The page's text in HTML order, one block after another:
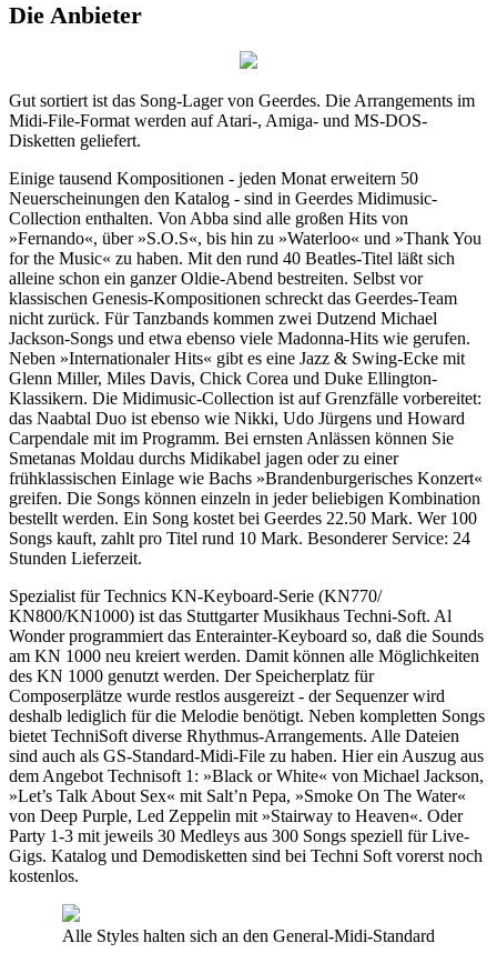
Die Anbieter
Gut sortiert ist das Song-Lager von Geerdes. Die Arrangements im
Midi-File-Format werden auf Atari-, Amiga- und MS-DOS-
Disketten geliefert.
Einige tausend Kompositionen - jeden Monat erweitern 50
Neuerscheinungen den Katalog - sind in Geerdes Midimusic-
Collection enthalten. Von Abba sind alle großen Hits von
»Fernando«, über »S.O.S«, bis hin zu »Waterloo« und »Thank You
for the Music« zu haben. Mit den rund 40 Beatles-Titel läßt sich
alleine schon ein ganzer Oldie-Abend bestreiten. Selbst vor
klassischen Genesis-Kompositionen schreckt das Geerdes-Team
nicht zurück. Für Tanzbands kommen zwei Dutzend Michael
Jackson-Songs und etwa ebenso viele Madonna-Hits wie gerufen.
Neben »Internationaler Hits« gibt es eine Jazz & Swing-Ecke mit
Glenn Miller, Miles Davis, Chick Corea und Duke Ellington-
Klassikern. Die Midimusic-Collection ist auf Grenzfälle vorbereitet:
das Naabtal Duo ist ebenso wie Nikki, Udo Jürgens und Howard
Carpendale mit im Programm. Bei ernsten Anlässen können Sie
Smetanas Moldau durchs Midikabel jagen oder zu einer
frühklassischen Einlage wie Bachs »Brandenburgerisches Konzert«
greifen. Die Songs können einzeln in jeder beliebigen Kombination
bestellt werden. Ein Song kostet bei Geerdes 22.50 Mark. Wer 100
Songs kauft, zahlt pro Titel rund 10 Mark. Besonderer Service: 24
Stunden Lieferzeit.
Spezialist für Technics KN-Keyboard-Serie (KN770/
KN800/KN1000) ist das Stuttgarter Musikhaus Techni-Soft. Al
Wonder programmiert das Enterainter-Keyboard so, daß die Sounds
am KN 1000 neu kreiert werden. Damit können alle Möglichkeiten
des KN 1000 genutzt werden. Der Speicherplatz für
Composerplätze wurde restlos ausgereizt - der Sequenzer wird
deshalb lediglich für die Melodie benötigt. Neben kompletten Songs
bietet TechniSoft diverse Rhythmus-Arrangements. Alle Dateien
sind auch als GS-Standard-Midi-File zu haben. Hier ein Auszug aus
dem Angebot Technisoft 1: »Black or White« von Michael Jackson,
»Let’s Talk About Sex« mit Salt’n Pepa, »Smoke On The Water«
von Deep Purple, Led Zeppelin mit »Stairway to Heaven«. Oder
Party 1-3 mit jeweils 30 Medleys aus 300 Songs speziell für Live-
Gigs. Katalog und Demodisketten sind bei Techni Soft vorerst noch
kostenlos.
Alle Styles halten sich an den General-Midi-Standard